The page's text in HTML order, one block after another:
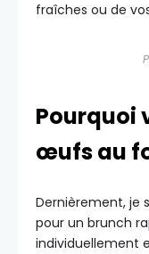
fraîches ou de
Pourquoi
œufs au
Dernièrement, je
pour un brunch
individuellement